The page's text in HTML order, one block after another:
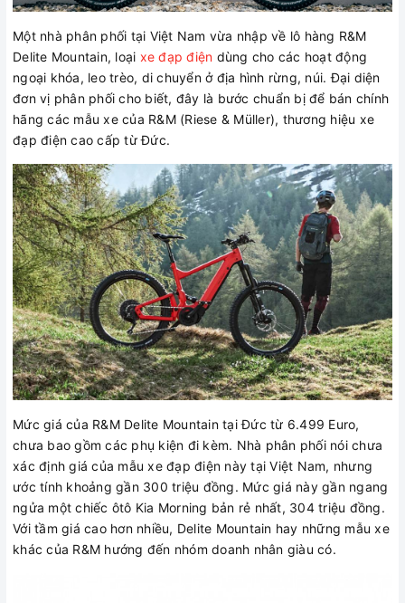
Một nhà phân phối tại Việt Nam vừa nhập về lô hàng R&M
Delite Mountain, loại xe đạp điện dùng cho các hoạt động
ngoại khóa, leo trèo, di chuyển ở địa hình rừng, núi. Đại diện
đơn vị phân phối cho biết, đây là bước chuẩn bị để bán chính
hãng các mẫu xe của R&M (Riese & Müller), thương hiệu xe
đạp điện cao cấp từ Đức.
Mức giá của R&M Delite Mountain tại Đức từ 6.499 Euro,
chưa bao gồm các phụ kiện đi kèm. Nhà phân phối nói chưa
xác định giá của mẫu xe đạp điện này tại Việt Nam, nhưng
ước tính khoảng gần 300 triệu đồng. Mức giá này gần ngang
ngửa một chiếc ôtô Kia Morning bản rẻ nhất, 304 triệu đồng.
Với tầm giá cao hơn nhiều, Delite Mountain hay những mẫu xe
khác của R&M hướng đến nhóm doanh nhân giàu có.